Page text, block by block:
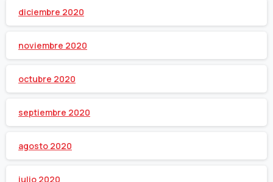
diciembre 2020
noviembre 2020
octubre 2020
septiembre 2020
agosto 2020
julio 2020